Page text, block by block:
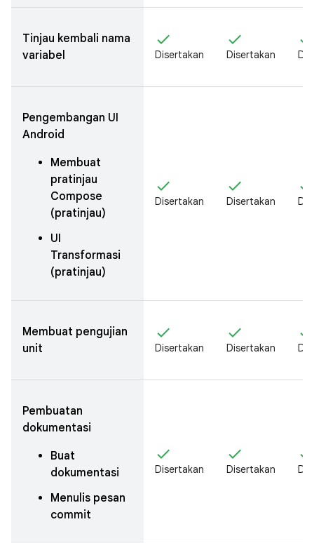
Tinjau kembali nama
variabel
check
Disertakan
check
Disertakan
check
Pengembangan UI
Android
Membuat
pratinjau
Compose
(pratinjau)
UI
Transformasi
(pratinjau)
check
Disertakan
check
Disertakan
check
Membuat pengujian
unit
check
Disertakan
check
Disertakan
check
Pembuatan
dokumentasi
Buat
dokumentasi
Menulis pesan
commit
check
Disertakan
check
Disertakan
check